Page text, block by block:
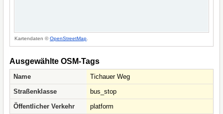
Kartendaten ©OpenStreetMap
Ausgewählte OSM-Tags
Name
Tichauer Weg
Straßenklasse
bus_stop
Öffentlicher Verkehr
platform